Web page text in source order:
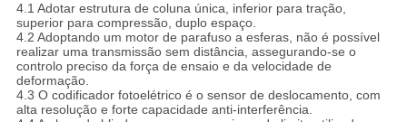
4.1 Adotar estrutura de coluna única, inferior para tração,
superior para compressão, duplo espaço.
4.2 Adoptando um motor de parafuso a esferas, não é possível
realizar uma transmissão sem distância, assegurando-se o
controlo preciso da força de ensaio e da velocidade de
deformação.
4.3 O codificador fotoelétrico é o sensor de deslocamento, com
alta resolução e forte capacidade anti-interferência.